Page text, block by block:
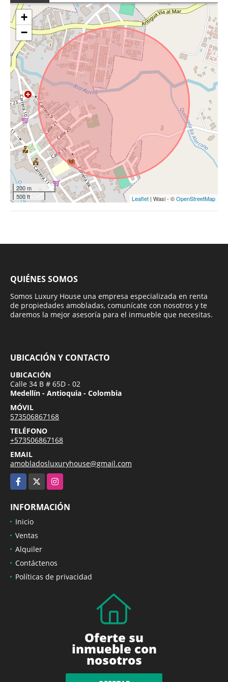
+
−
200 m
500 ft
Leaflet | Wasi - ©OpenStreetMap
QUIÉNES SOMOS
Somos Luxury House una empresa especializada en renta
de propiedades amobladas, comunícate con nosotros y te
daremos la mejor asesoría para el inmueble que necesitas.
UBICACIÓN Y CONTACTO
UBICACIÓN
Calle 34 B # 65D - 02
Medellín - Antioquia - Colombia
MÓVIL
573506867168
TELÉFONO
+573506867168
EMAIL
amobladosluxuryhouse@gmail.com
Facebook
Instagram
INFORMACIÓN
Inicio
Ventas
Alquiler
Contáctenos
Políticas de privacidad
Oferte su
inmueble con
nosotros